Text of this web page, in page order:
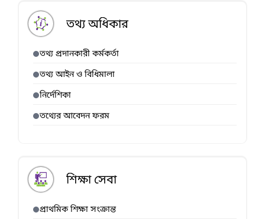
তথ্য অধিকার
তথ্য প্রদানকারী কর্মকর্তা
তথ্য আইন ও বিধিমালা
নির্দেশিকা
তথ্যের আবেদন ফরম
শিক্ষা সেবা
প্রাথমিক শিক্ষা সংক্রান্ত